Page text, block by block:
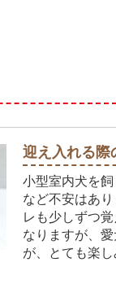
迎え入れる際
小型室内犬を
など不安はあ
レも少しずつ
なりますが、
が、とても楽し